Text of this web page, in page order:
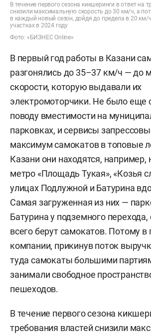
В течение первого сезона кикшеринги в ответ на
снизили максимальную скорость до 30 км/ч, а
в каждый новый сезон, дойдя до предела в 20 км/
участках в 2024 году
Фото: «БИЗНЕС Online»
В первый год работы в Казани
разгонялись до 35–37 км/ч — до
скорости, которую выдавали их
электромоторчики. Не было еще
поводу вместимости на
парковках, и сервисы
максимум самокатов в топовые
Казани они находятся, например,
метро «Площадь Тукая», «Козья
улицах Подлужной и Батурина
Самая загруженная из них —
Батурина у подземного
всего берут самокатов. Потому в
компании, прикинув поток
туда самокаты большими
занимали свободное
пешеходов.
В течение первого сезона
требования властей снизили